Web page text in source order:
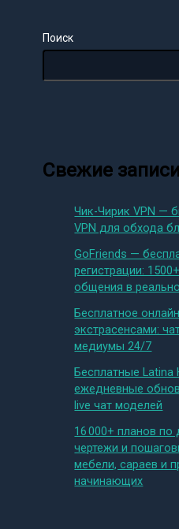
Поиск
Свежие записи
Чик-Чирик VPN —
VPN для обхода
GoFriends —
регистрации:
общения в
Бесплатное
экстрасенсами:
медиумы 24/7
Бесплатные Latina
ежедневные
live чат моделей
16 000+ планов по
чертежи и
мебели, сараев и
начинающих